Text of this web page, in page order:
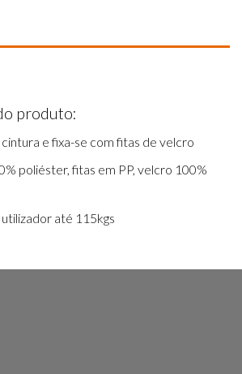
produto:
e fixa-se com fitas de velcro
poliéster, fitas em PP, velcro 100%
até 115kgs